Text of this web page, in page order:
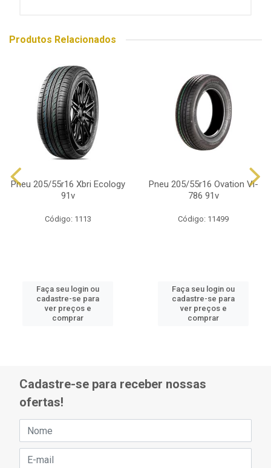
Produtos Relacionados
Pneu 205/55r16 Xbri Ecology
91v
Código: 1113
Faça seu login ou
cadastre-se para
ver preços e
comprar
Pneu 205/55r16 Ovation Vi-
786 91v
Código: 11499
Faça seu login ou
cadastre-se para
ver preços e
comprar
Cadastre-se para receber nossas
ofertas!